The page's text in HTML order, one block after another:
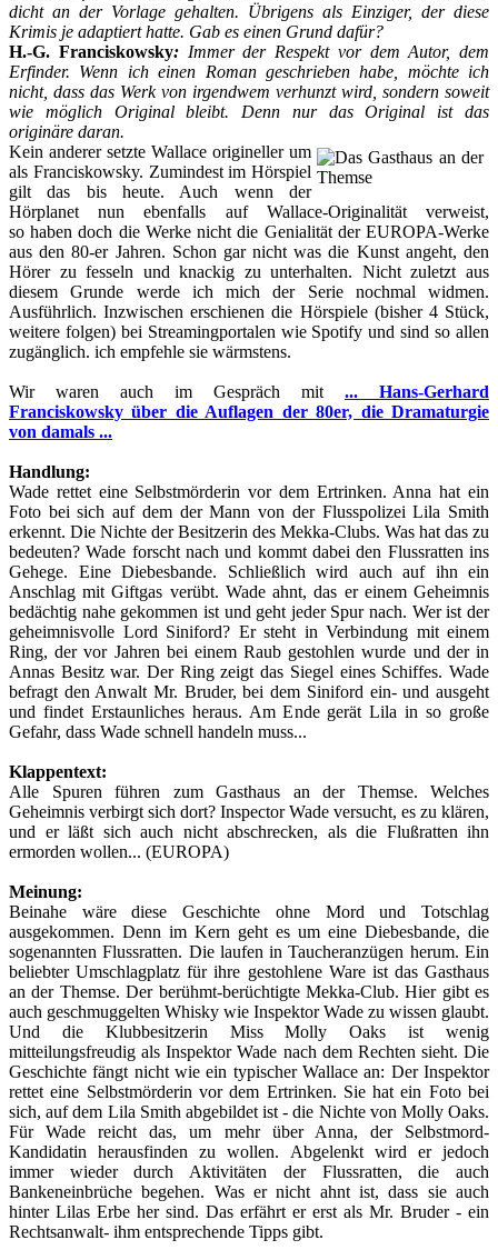
dicht an der Vorlage gehalten. Übrigens als Einziger, der diese
Krimis je adaptiert hatte. Gab es einen Grund dafür?
H.-G. Franciskowsky:Immer der Respekt vor dem Autor, dem
Erfinder. Wenn ich einen Roman geschrieben habe, möchte ich
nicht, dass das Werk von irgendwem verhunzt wird, sondern soweit
wie möglich Original bleibt. Denn nur das Original ist das
originäre daran.
Kein anderer setzte Wallace origineller um
als Franciskowsky. Zumindest im Hörspiel
gilt das bis heute. Auch wenn der
Hörplanet nun ebenfalls auf Wallace-Originalität verweist,
so haben doch die Werke nicht die Genialität der EUROPA-Werke
aus den 80-er Jahren. Schon gar nicht was die Kunst angeht, den
Hörer zu fesseln und knackig zu unterhalten. Nicht zuletzt aus
diesem Grunde werde ich mich der Serie nochmal widmen.
Ausführlich. Inzwischen erschienen die Hörspiele (bisher 4 Stück,
weitere folgen) bei Streamingportalen wie Spotify und sind so allen
zugänglich. ich empfehle sie wärmstens.
Wir waren auch im Gespräch mit ... Hans-Gerhard
Franciskowsky über die Auflagen der 80er, die Dramaturgie
von damals ...
Handlung:
Wade rettet eine Selbstmörderin vor dem Ertrinken. Anna hat ein
Foto bei sich auf dem der Mann von der Flusspolizei Lila Smith
erkennt. Die Nichte der Besitzerin des Mekka-Clubs. Was hat das zu
bedeuten? Wade forscht nach und kommt dabei den Flussratten ins
Gehege. Eine Diebesbande. Schließlich wird auch auf ihn ein
Anschlag mit Giftgas verübt. Wade ahnt, das er einem Geheimnis
bedächtig nahe gekommen ist und geht jeder Spur nach. Wer ist der
geheimnisvolle Lord Siniford? Er steht in Verbindung mit einem
Ring, der vor Jahren bei einem Raub gestohlen wurde und der in
Annas Besitz war. Der Ring zeigt das Siegel eines Schiffes. Wade
befragt den Anwalt Mr. Bruder, bei dem Siniford ein- und ausgeht
und findet Erstaunliches heraus. Am Ende gerät Lila in so große
Gefahr, dass Wade schnell handeln muss...
Klappentext:
Alle Spuren führen zum Gasthaus an der Themse. Welches
Geheimnis verbirgt sich dort? Inspector Wade versucht, es zu klären,
und er läßt sich auch nicht abschrecken, als die Flußratten ihn
ermorden wollen... (EUROPA)
Meinung:
Beinahe wäre diese Geschichte ohne Mord und Totschlag
ausgekommen. Denn im Kern geht es um eine Diebesbande, die
sogenannten Flussratten. Die laufen in Taucheranzügen herum. Ein
beliebter Umschlagplatz für ihre gestohlene Ware ist das Gasthaus
an der Themse. Der berühmt-berüchtigte Mekka-Club. Hier gibt es
auch geschmuggelten Whisky wie Inspektor Wade zu wissen glaubt.
Und die Klubbesitzerin Miss Molly Oaks ist wenig
mitteilungsfreudig als Inspektor Wade nach dem Rechten sieht. Die
Geschichte fängt nicht wie ein typischer Wallace an: Der Inspektor
rettet eine Selbstmörderin vor dem Ertrinken. Sie hat ein Foto bei
sich, auf dem Lila Smith abgebildet ist - die Nichte von Molly Oaks.
Für Wade reicht das, um mehr über Anna, der Selbstmord-
Kandidatin herausfinden zu wollen. Abgelenkt wird er jedoch
immer wieder durch Aktivitäten der Flussratten, die auch
Bankeneinbrüche begehen. Was er nicht ahnt ist, dass sie auch
hinter Lilas Erbe her sind. Das erfährt er erst als Mr. Bruder - ein
Rechtsanwalt- ihm entsprechende Tipps gibt.